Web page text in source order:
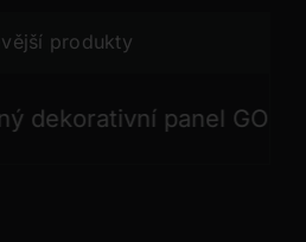
produkty
panel GONG